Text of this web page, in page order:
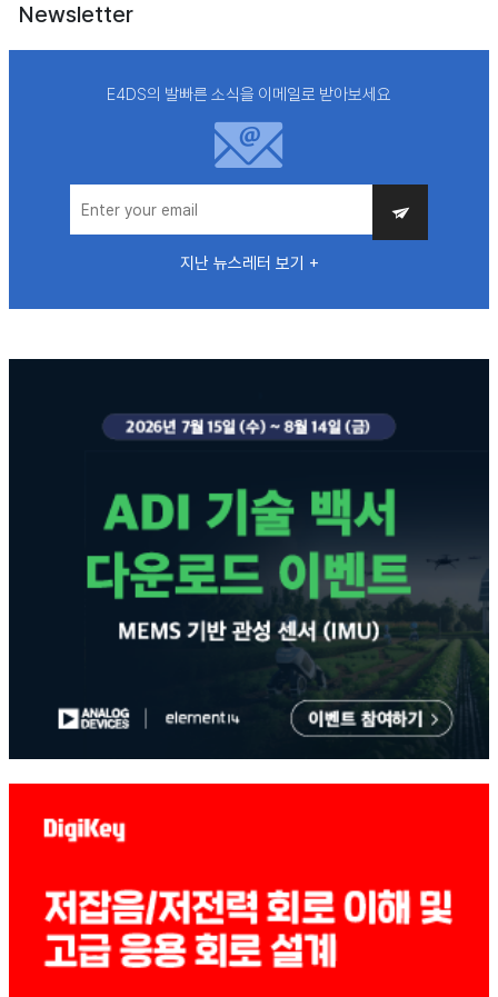
Newsletter
E4DS의 발빠른 소식을 이메일로 받아보세요
지난 뉴스레터 보기 +